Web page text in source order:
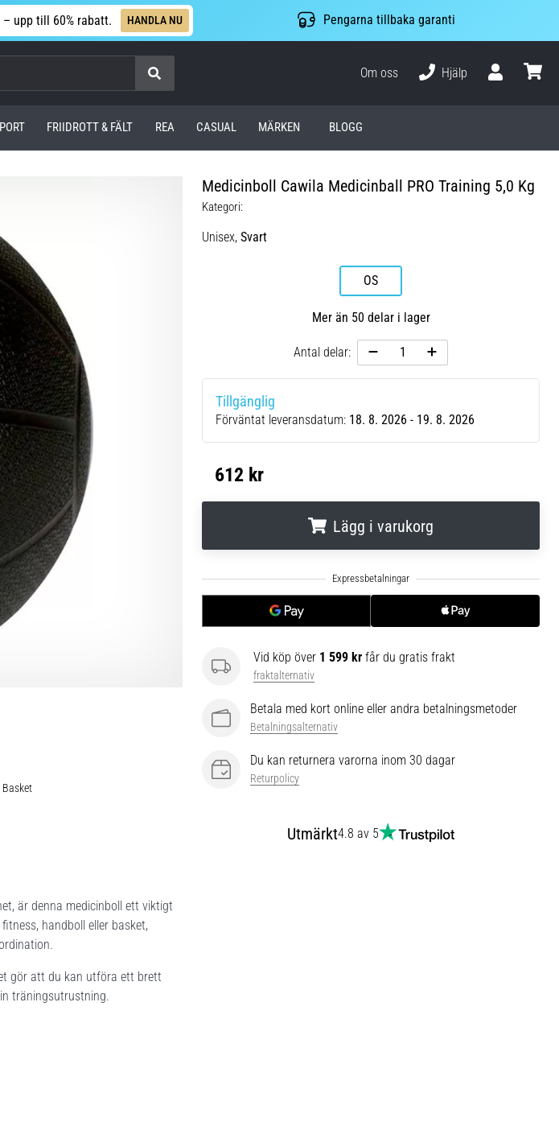
upp till 60% rabatt. HANDLA NU Pengarna tillbaka garanti
Om oss
Hjälp
FRIIDROTT & FÄLT REA CASUAL MÄRKEN BLOGG
Medicinboll Cawila Medicinball PRO Training 5,0 Kg
Kategori:
Unisex, Svart
OS
Mer än 50 delar i lager
Antal delar:
Tillgänglig
Förväntat leveransdatum: 18. 8. 2026 - 19. 8. 2026
612 kr
Lägg i varukorg
Vid köp över 1 599 kr får du gratis frakt
fraktalternativ
Betala med kort online eller andra betalningsmetoder
Betalningsalternativ
Du kan returnera varorna inom 30 dagar
Returpolicy
Utmärkt4.8 av 5
är denna medicinboll ett viktigt
handboll eller basket,
gör att du kan utföra ett brett
träningsutrustning.